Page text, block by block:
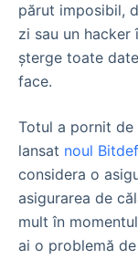
părut imposibil,
zi sau un hacker
șterge toate
face.
Totul a pornit
lansat noul
considera o
asigurarea de
mult în
ai o problemă